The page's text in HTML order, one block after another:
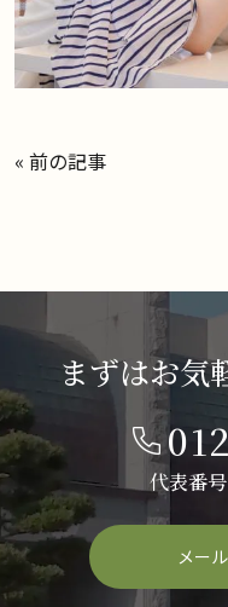
« 前の記事
まずはお気
代表番
メー